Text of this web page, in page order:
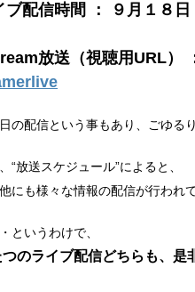
ブ配信時間 ： ９月１８
放送（視聴用URL）
の配信という事もあり、ごゆる
“放送スケジュール”によると、
にも様々な情報の配信が行われ
というわけで、
のライブ配信どちらも、是